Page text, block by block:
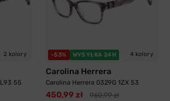
2 kolory
55
-53% WYSYŁKA 24H 4 kolory
Carolina Herrera
Carolina Herrera 0329G 1ZX 53
450,99 zł 960,99 zł